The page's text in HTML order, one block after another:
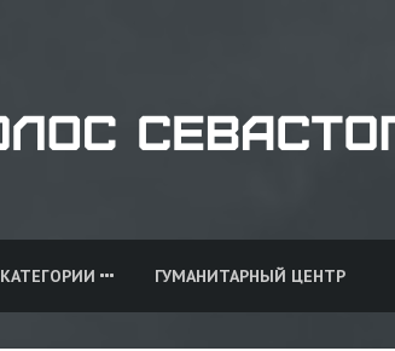
КАТЕГОРИИ ГУМАНИТАРНЫЙ ЦЕНТР